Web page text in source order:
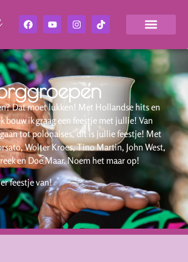
Dat moet lukken! Met Hollandse hits en
bouw ik graag een feestje met jullie! Van
tot polonaises, dit is jullie feestje! Met
Wolter Kroes, Tino Martin, John West,
en Doe Maar. Noem het maar op!
feestje van!